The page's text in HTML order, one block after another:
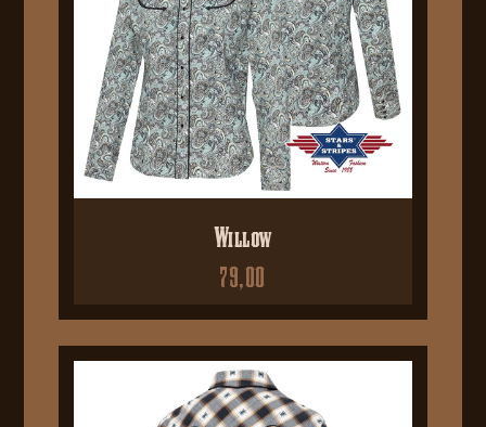
Willow
79,00